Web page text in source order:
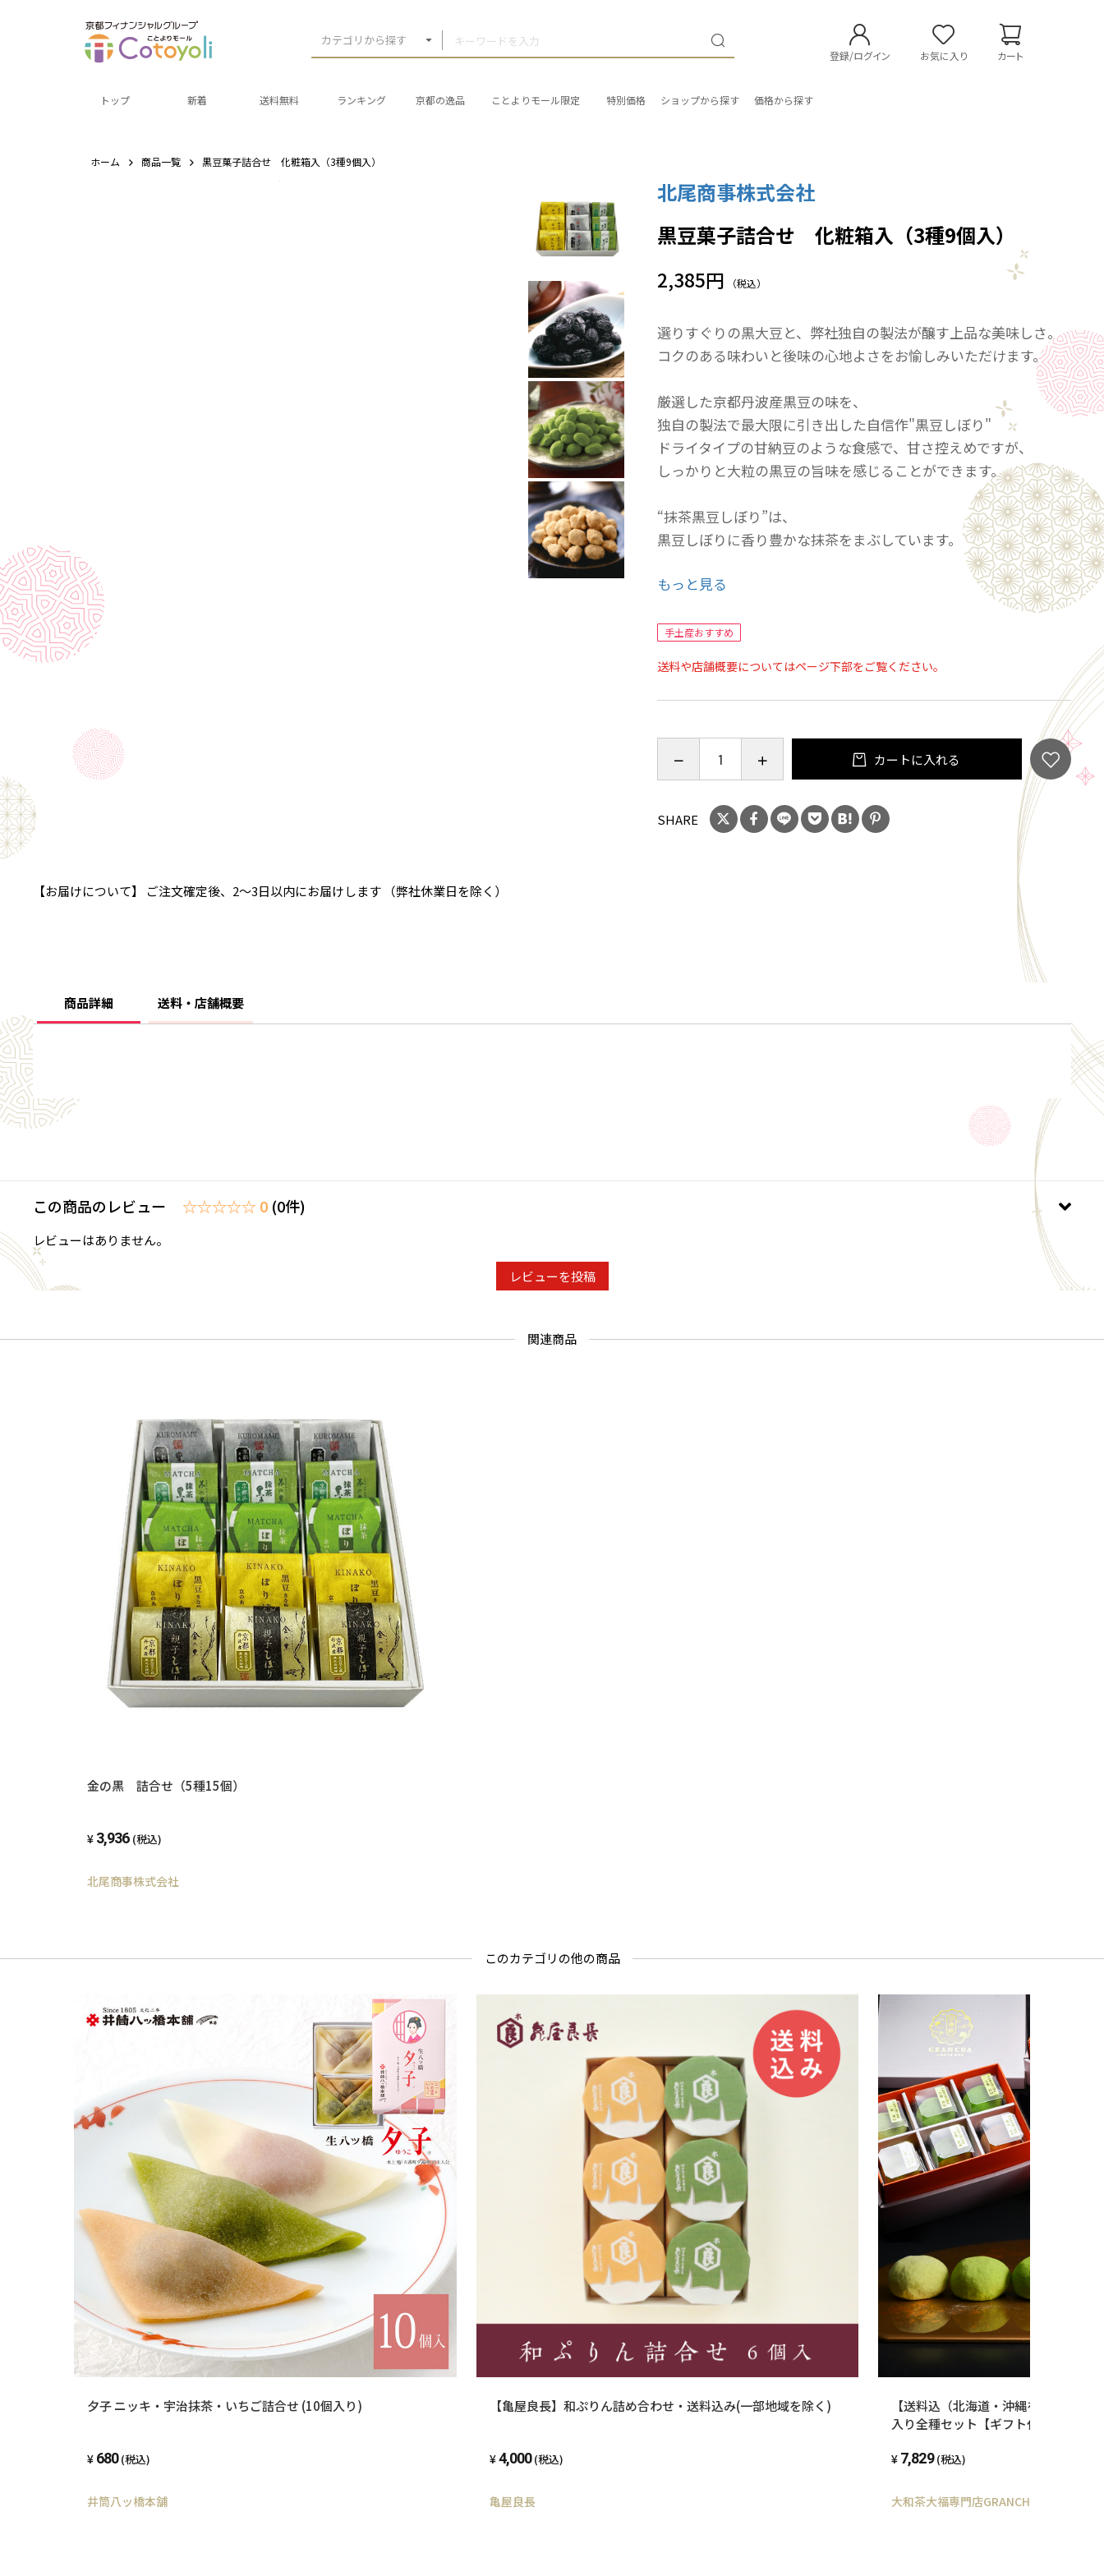
カテゴリから探す
登録/ログイン お気に入り カート
トップ 新着 送料無料 ランキング 京都の逸品 ことよりモール限定 特別価格 ショップから探す 価格から探す
ホーム 商品一覧 黒豆菓子詰合せ 化粧箱入（3種9個入）
北尾商事株式会社
黒豆菓子詰合せ 化粧箱入（3種9個入）
2,385円 （税込）
選りすぐりの黒大豆と、弊社独自の製法が醸す上品な美味しさ。
コクのある味わいと後味の心地よさをお愉しみいただけます。
厳選した京都丹波産黒豆の味を、
独自の製法で最大限に引き出した自信作"黒豆しぼり"
ドライタイプの甘納豆のような食感で、甘さ控えめですが、
しっかりと大粒の黒豆の旨味を感じることができます。
“抹茶黒豆しぼり”は、
黒豆しぼりに香り豊かな抹茶をまぶしています。
“ぽりぽり”は、
まぶしました。サクサクの食感と黒豆きな粉の風味が
もっと見る
手土産おすすめ
送料や店舗概要についてはページ下部をご覧ください。
カートに入れる
SHARE
【お届けについて】 ご注文確定後、2～3日以内にお届けします （弊社休業日を除く）
商品詳細 送料・店舗概要
この商品のレビュー ☆☆☆☆☆ 0 (0件)
レビューはありません。
レビューを投稿
関連商品
金の黒 詰合せ（5種15個）
3,936 (税込)
北尾商事株式会社
このカテゴリの他の商品
夕子 ニッキ・宇治抹茶・いちご詰合せ (10個入り)
680(税込)
井筒八ッ橋本舗
【亀屋良長】和ぷりん詰め合わせ・送料込み(一部地域を除く)
4,000 (税込)
亀屋良長
【送料込（北海道・沖縄を除く）】
入り全種セット【ギフト化粧箱（ご
7,829 (税込)
大和茶大福専門店GRANCHA